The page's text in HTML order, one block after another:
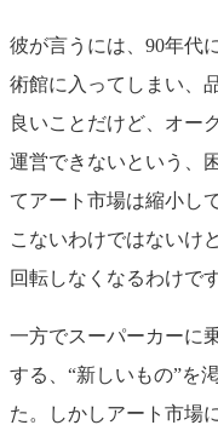
彼が言うには、90年代
術館に入ってしまい、
良いことだけど、オー
運営できないという、
てアート市場は縮小し
こないわけではないけ
回転しなくなるわけです
一方でスーパーカーに
する、“新しいもの”を
た。しかしアート市場